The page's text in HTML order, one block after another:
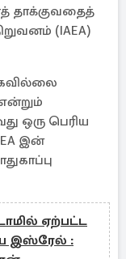
தாக்குவதைத்
(IAEA)
ஒரு பெரிய
இன்
ஏற்பட்ட
இஸ்ரேல் :